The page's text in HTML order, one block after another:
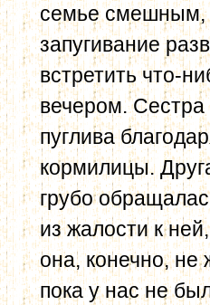
семье смешным,
запугивание
встретить что-
вечером.
пуглива
кормилицы.
грубо
из жалости к
она, конечно,
пока у нас не